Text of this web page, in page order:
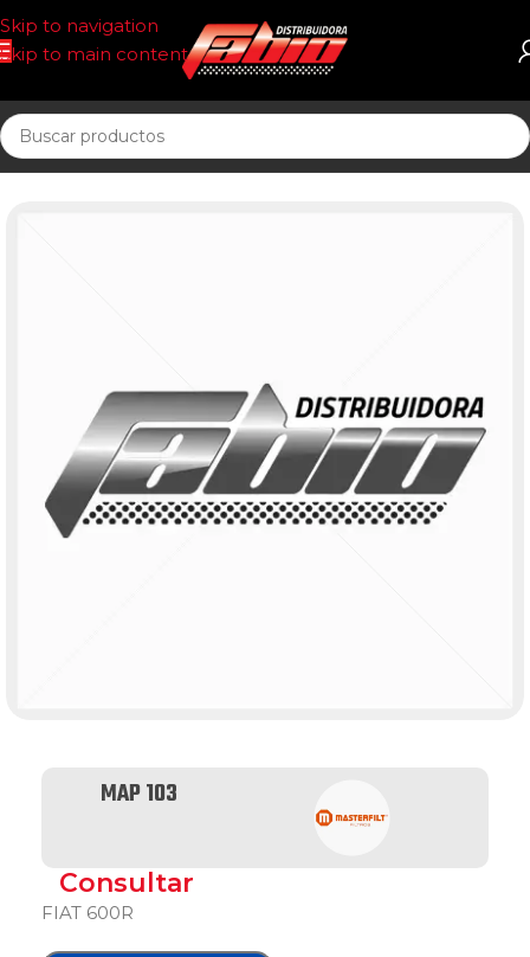
Skip to navigation
Skip to main content
Inicio UNIDAD SELLADA ACEITE
MAP 103
Consultar
FIAT 600R